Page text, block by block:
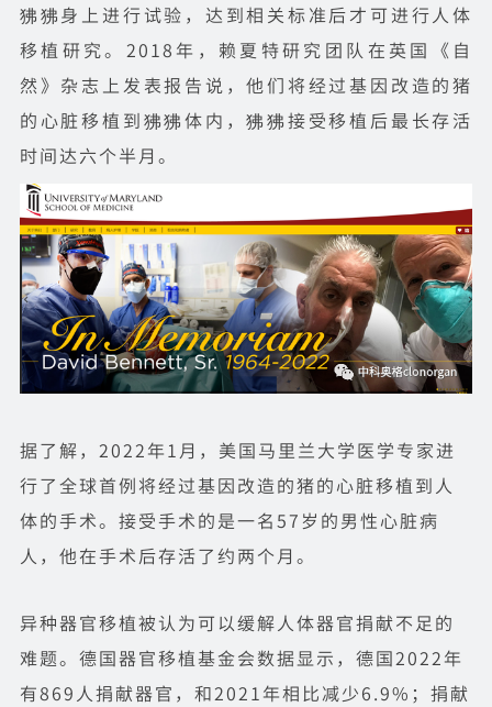
狒狒身上进行试验，达到相关标准后才可进行人体
移植研究。2018年，赖夏特研究团队在英国《自
然》杂志上发表报告说，他们将经过基因改造的猪
的心脏移植到狒狒体内，狒狒接受移植后最长存活
时间达六个半月。
据了解，2022年1月，美国马里兰大学医学专家进
行了全球首例将经过基因改造的猪的心脏移植到人
体的手术。接受手术的是一名57岁的男性心脏病
人，他在手术后存活了约两个月。
异种器官移植被认为可以缓解人体器官捐献不足的
难题。德国器官移植基金会数据显示，德国2022年
有869人捐献器官，和2021年相比减少6.9%；捐献